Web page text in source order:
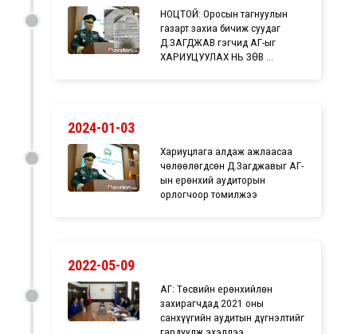
НОЦТОЙ: Оросын тагнуулын
газарт захиа бичиж суудаг
Д.ЗАГДЖАВ гэгчид ҮАГ-ыг
ХАРИУЦУУЛАХ НЬ ЗӨВ ҮҮ...
2024-01-03
Хариуцлага алдаж ажлаасаа
чөлөөлөгдсөн Д.Загджавыг ҮАГ-
ын ерөнхий аудиторын
орлогчоор томилжээ
2022-05-09
ҮАГ: Төсвийн ерөнхийлөн
захирагчдад 2021 оны
санхүүгийн аудитын дүгнэлтийг